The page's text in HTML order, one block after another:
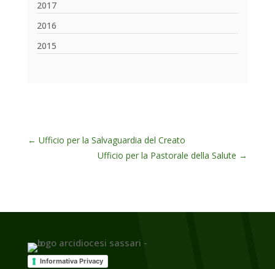
2017
2016
2015
← Ufficio per la Salvaguardia del Creato
Ufficio per la Pastorale della Salute →
Informativa Privacy